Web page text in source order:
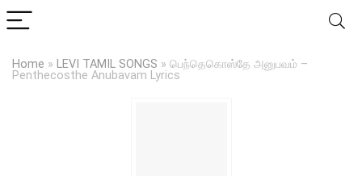
Home » LEVI TAMIL SONGS » பெந்தெகொஸ்தே அனுபவம் –
Penthecosthe Anubavam Lyrics